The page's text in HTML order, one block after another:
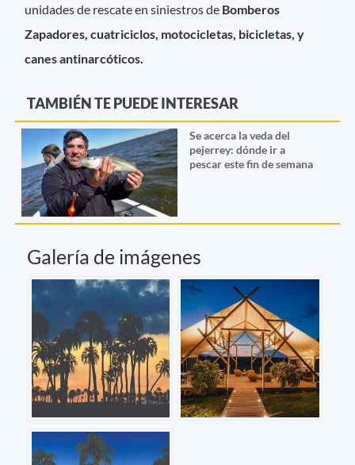
unidades de rescate en siniestros de Bomberos
Zapadores, cuatriciclos, motocicletas, bicicletas, y
canes antinarcóticos.
TAMBIÉN TE PUEDE INTERESAR
Se acerca la veda del
pejerrey: dónde ir a
pescar este fin de semana
Galería de imágenes